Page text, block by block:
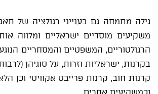
גילה מתמחה גם בענייני רגולציה של
משקיעים מוסדיים ישראליים ומלווה
הרגולטוריים, המשפטיים והמסחריים
בקרנות, ישראליות וזרות, על סוגיהן
קרנות חוב, קרנות פרייבט אקוויטי וכן